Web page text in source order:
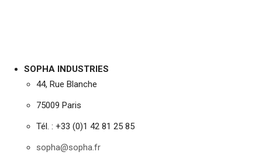
SOPHA INDUSTRIES
44, Rue Blanche
75009 Paris
Tél. : +33 (0)1 42 81 25 85
sopha@sopha.fr